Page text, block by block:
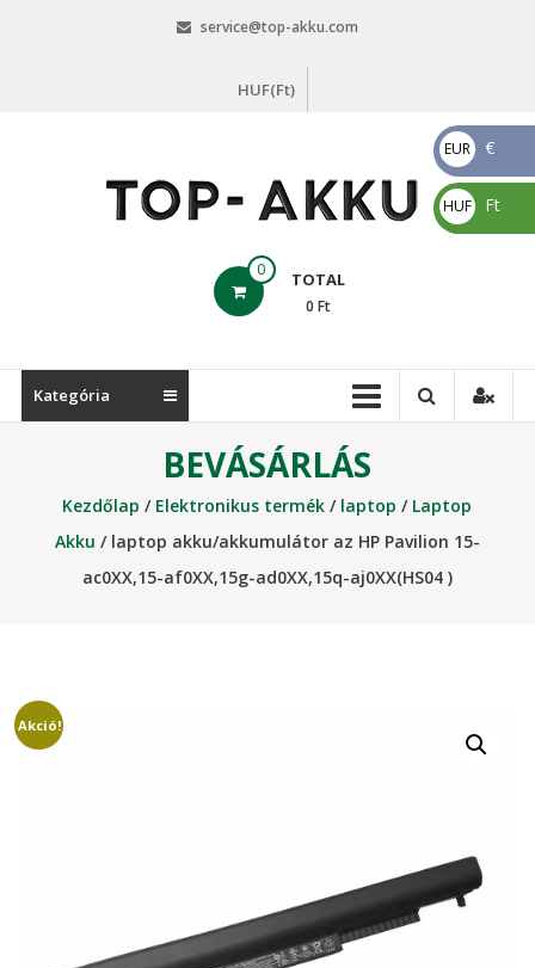
service@top-akku.com
HUF(Ft)
akku.com
0 TOTAL
0 Ft
Kategória
BEVÁSÁRLÁS
Kezdőlap / Elektronikus termék / laptop / Laptop
Akku / laptop akku/akkumulátor az HP Pavilion 15-
ac0XX,15-af0XX,15g-ad0XX,15q-aj0XX(HS04 )
Akció!
EUR
€
€
HUF
Ft
Ft